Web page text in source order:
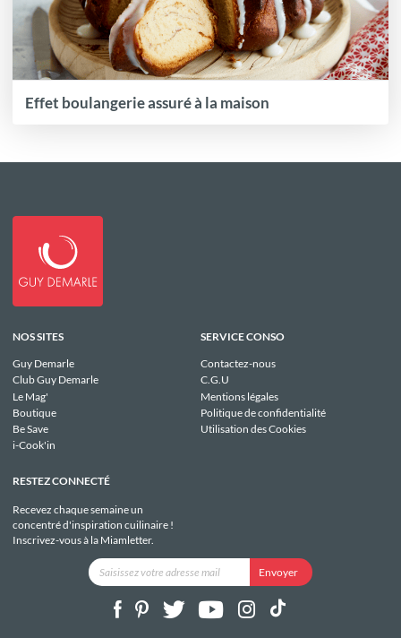
Effet boulangerie assuré à la maison
NOS SITES
Guy Demarle
Club Guy Demarle
Le Mag'
Boutique
Be Save
i-Cook'in
SERVICE CONSO
Contactez-nous
C.G.U
Mentions légales
Politique de confidentialité
Utilisation des Cookies
RESTEZ CONNECTÉ
Recevez chaque semaine un
concentré d'inspiration cuilinaire !
Inscrivez-vous à la Miamletter.